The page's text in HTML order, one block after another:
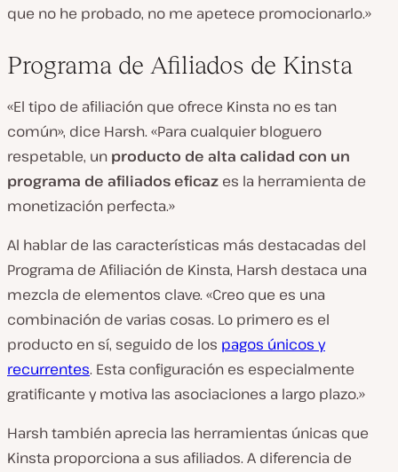
que no he probado, no me apetece promocionarlo.»
Programa de Afiliados de Kinsta
«El tipo de afiliación que ofrece Kinsta no es tan
común», dice Harsh. «Para cualquier bloguero
respetable, un producto de alta calidad con un
programa de afiliados eficaz es la herramienta de
monetización perfecta.»
Al hablar de las características más destacadas del
Programa de Afiliación de Kinsta, Harsh destaca una
mezcla de elementos clave. «Creo que es una
combinación de varias cosas. Lo primero es el
producto en sí, seguido de los pagos únicos y
recurrentes. Esta configuración es especialmente
gratificante y motiva las asociaciones a largo plazo.»
Harsh también aprecia las herramientas únicas que
Kinsta proporciona a sus afiliados. A diferencia de